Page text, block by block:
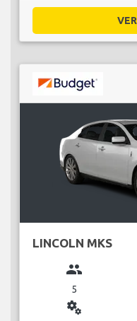
LINCOLN MKS
group
5
miscellaneous_services